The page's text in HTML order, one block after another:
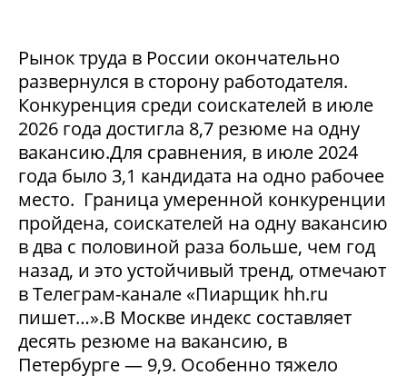
Рынок труда в России окончательно
развернулся в сторону работодателя.
Конкуренция среди соискателей в июле
2026 года достигла 8,7 резюме на одну
вакансию.Для сравнения, в июле 2024
года было 3,1 кандидата на одно рабочее
место. Граница умеренной конкуренции
пройдена, соискателей на одну вакансию
в два с половиной раза больше, чем год
назад, и это устойчивый тренд, отмечают
в Телеграм-канале «Пиарщик hh.ru
пишет…».В Москве индекс составляет
десять резюме на вакансию, в
Петербурге — 9,9. Особенно тяжело